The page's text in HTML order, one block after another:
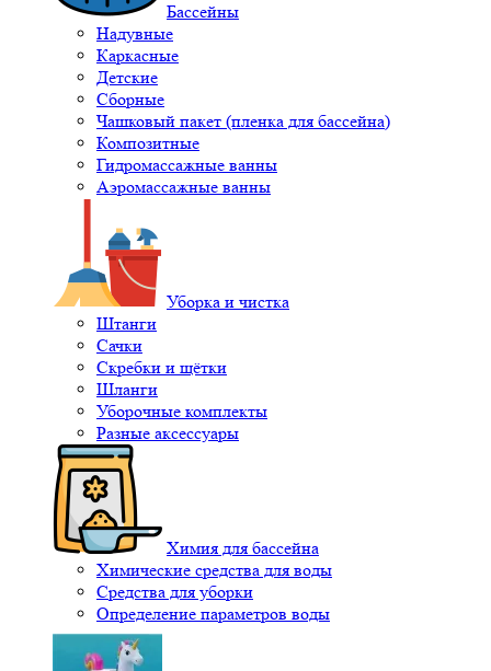
Бассейны
Надувные
Каркасные
Детские
Сборные
Чашковый пакет (пленка для бассейна)
Композитные
Гидромассажные ванны
Аэромассажные ванны
Уборка и чистка
Штанги
Сачки
Скребки и щётки
Шланги
Уборочные комплекты
Разные аксессуары
Химия для бассейна
Химические средства для воды
Средства для уборки
Определение параметров воды